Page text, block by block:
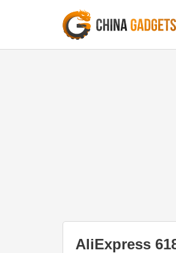
AliExpress